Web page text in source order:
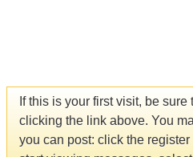
If this is your first visit, be sure
clicking the link above. You
you can post: click the